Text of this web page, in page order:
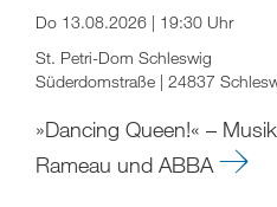
Do 13.08.2026 | 19:30 Uhr
St. Petri-Dom Schleswig
Süderdomstraße | 24837
»Dancing Queen!« –
Rameau und ABBA